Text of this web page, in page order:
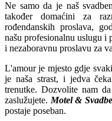
Ne samo da je naš
također domaćini za
rođendanskih proslava,
našu profesionalnu uslugu i
i nezaboravnu proslavu za
L'amour je mjesto gdje
je naša strast, i jedva
trenutke. Dozvolite nam
zaslužujete. Motel &
postaje poseban.